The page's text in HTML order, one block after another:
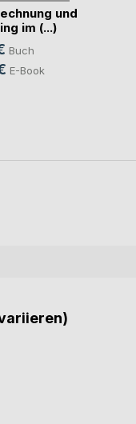
und
im (...)
Buch
E-Book